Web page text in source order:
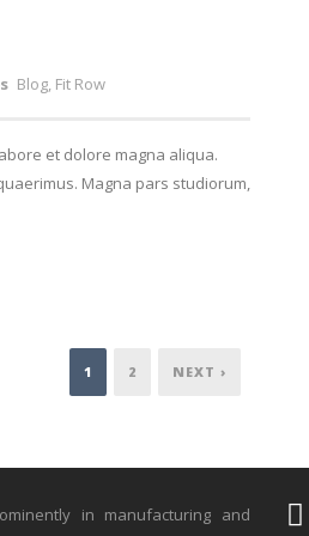
Blog, Fit Row
et dolore magna aliqua.
Magna pars studiorum,
1 2 NEXT ›
in manufacturing and